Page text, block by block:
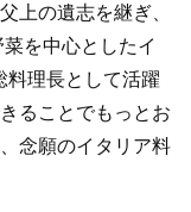
上の遺志を継ぎ、
を中心としたイ
料理長として活躍
ることでもっとお
念願のイタリア料